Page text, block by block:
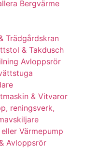
Bergvärme
Trädgårdskran
& Takdusch
Avloppsrör
& Vitvaror
reningsverk,
Värmepump
Avloppsrör